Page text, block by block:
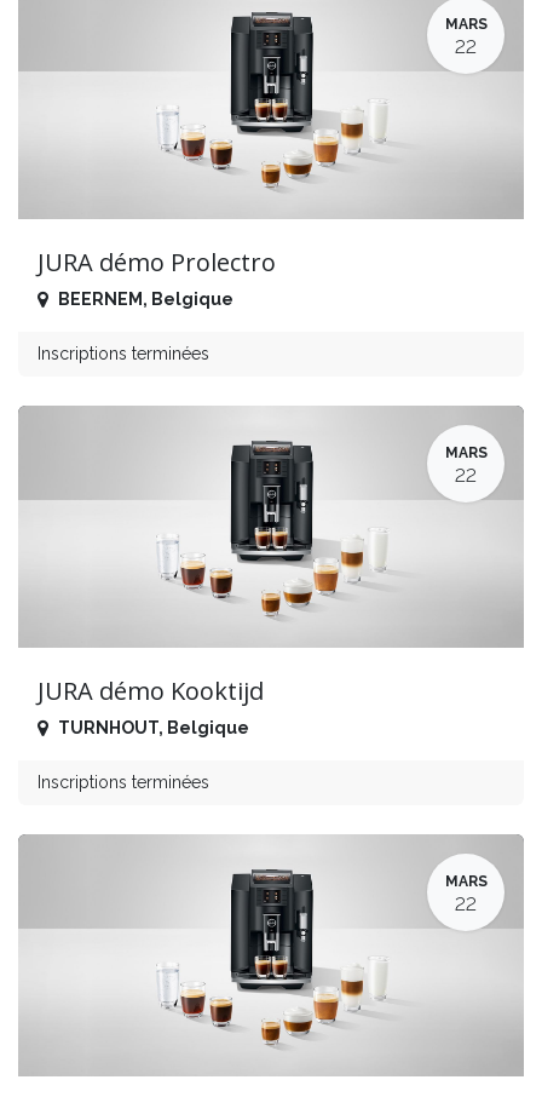
MARS
22
JURA démo Prolectro
BEERNEM , Belgique
Inscriptions terminées
MARS
22
JURA démo Kooktijd
TURNHOUT, Belgique
Inscriptions terminées
MARS
22